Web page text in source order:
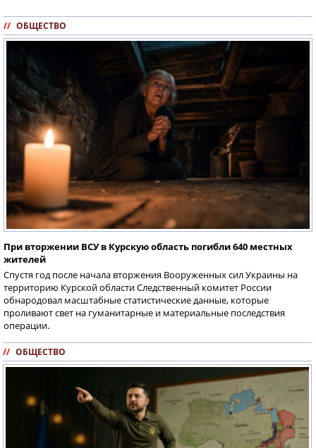
// ОБЩЕСТВО
При вторжении ВСУ в Курскую область погибли 640 местных
жителей
Спустя год после начала вторжения Вооруженных сил Украины на
территорию Курской области Следственный комитет России
обнародовал масштабные статистические данные, которые
проливают свет на гуманитарные и материальные последствия
операции.
// ОБЩЕСТВО